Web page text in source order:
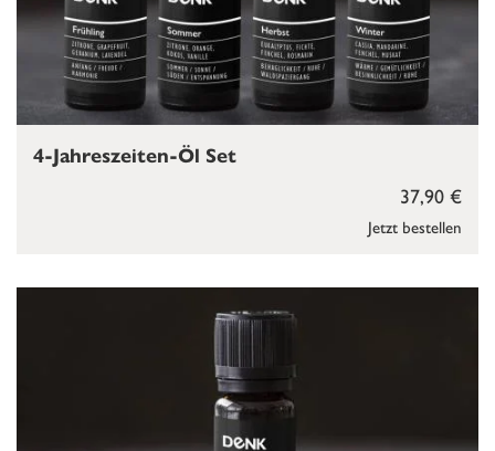
Jetzt bestellen
37,90 €
4-Jahreszeiten-Öl Set